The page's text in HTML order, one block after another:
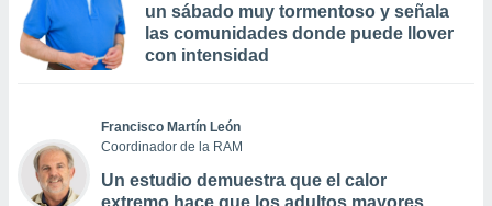
un sábado muy tormentoso y señala
las comunidades donde puede llover
con intensidad
Francisco Martín León
Coordinador de la RAM
Un estudio demuestra que el calor
extremo hace que los adultos mayores